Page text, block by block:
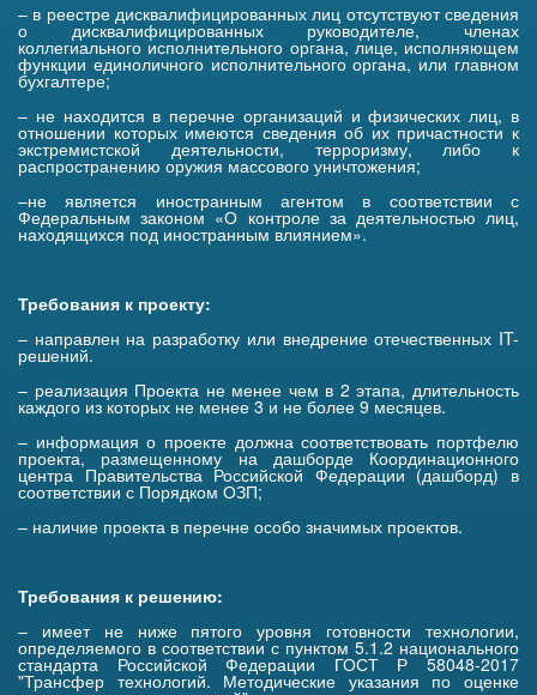
– в реестре дисквалифицированных лиц отсутствуют сведения
о дисквалифицированных руководителе, членах
коллегиального исполнительного органа, лице, исполняющем
функции единоличного исполнительного органа, или главном
бухгалтере;
– не находится в перечне организаций и физических лиц, в
отношении которых имеются сведения об их причастности к
экстремистской деятельности, терроризму, либо к
распространению оружия массового уничтожения;
–не является иностранным агентом в соответствии с
Федеральным законом «О контроле за деятельностью лиц,
находящихся под иностранным влиянием».
Требования к проекту:
– направлен на разработку или внедрение отечественных IT-
решений.
– реализация Проекта не менее чем в 2 этапа, длительность
каждого из которых не менее 3 и не более 9 месяцев.
– информация о проекте должна соответствовать портфелю
проекта, размещенному на дашборде Координационного
центра Правительства Российской Федерации (дашборд) в
соответствии с Порядком ОЗП;
– наличие проекта в перечне особо значимых проектов.
Требования к решению:
– имеет не ниже пятого уровня готовности технологии,
определяемого в соответствии с пунктом 5.1.2 национального
стандарта Российской Федерации ГОСТ Р 58048-2017
"Трансфер технологий. Методические указания по оценке